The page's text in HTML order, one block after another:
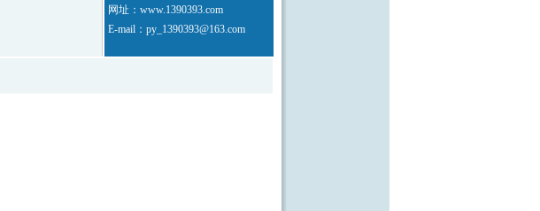
高价回收手机靓号...
主要经营绝版1390393,1380393靓
号，等更多AAAA靓号...
网址：www.1390393.com
E-mail：py_1390393@163.com